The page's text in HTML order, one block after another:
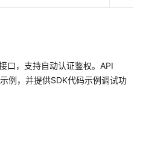
口，支持自动认证鉴权。API
例，并提供SDK代码示例调试功